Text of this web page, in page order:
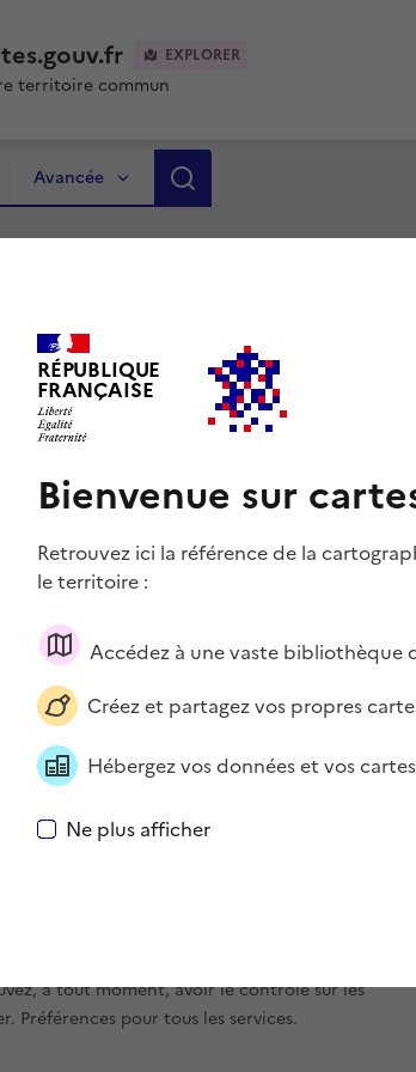
EXPLORER
territoire commun
Avancée
cartes.gouv.fr
pour améliorer votre expérience et les
en savoir plus, visitez la page
à tout moment, avoir le contrôle sur les
Préférences pour tous les services.
RÉPUBLIQUE
FRANÇAISE
Bienvenue sur
Retrouvez ici la référence de la
le territoire :
Accédez à une vaste bibliothèque
Créez et partagez vos propres
Hébergez vos données et vos
Ne plus afficher